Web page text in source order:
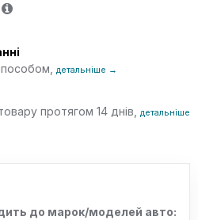
детальніше →
протягом 14 днів,
детальніше
до марок/моделей авто: